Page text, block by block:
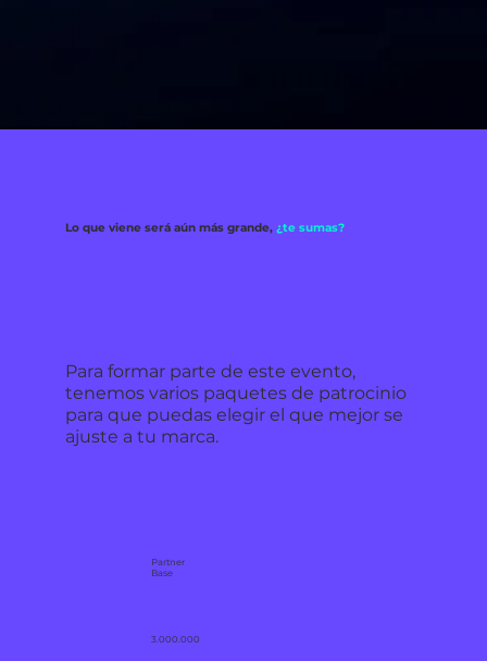
Lo que viene será aún más grande, ¿te sumas?
Para formar parte de este evento,
tenemos varios paquetes de patrocinio
para que puedas elegir el que mejor se
ajuste a tu marca.
Partner
Base
3.000.000